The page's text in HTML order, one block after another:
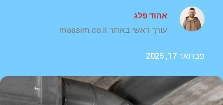
אהוד פלג
עורך ראשי באתר maasim.co.il
פברואר 17, 2025